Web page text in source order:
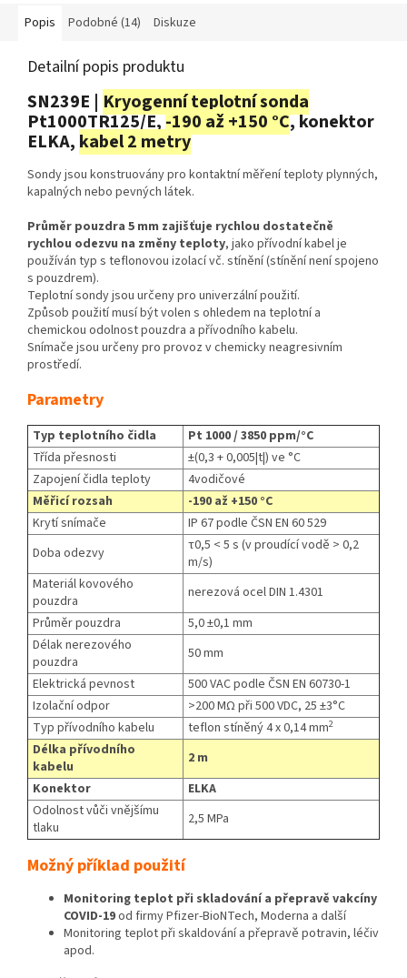
Popis Podobné (14) Diskuze
Detailní popis produktu
SN239E | Kryogenní teplotní sonda
Pt1000TR125/E,-190 až +150 °C, konektor
ELKA, kabel 2 metry
Sondy jsou konstruovány pro kontaktní měření teploty plynných,
kapalných nebo pevných látek.
Průměr pouzdra 5 mm zajišťuje rychlou dostatečně
rychlou odezvu na změny teploty, jako přívodní kabel je
používán typ s teflonovou izolací vč. stínění (stínění není spojeno
s pouzdrem).
Teplotní sondy jsou určeny pro univerzální použití.
Způsob použití musí být volen s ohledem na teplotní a
chemickou odolnost pouzdra a přívodního kabelu.
Snímače jsou určeny pro provoz v chemicky neagresivním
prostředí.
Parametry
Typ teplotního čidla
Pt 1000 / 3850 ppm/°C
Třída přesnosti
±(0,3 + 0,005|t|) ve °C
Zapojení čidla teploty
4vodičové
Měřicí rozsah
-190 až +150 °C
Krytí snímače
IP 67 podle ČSN EN 60 529
Doba odezvy
τ0,5 < 5 s (v proudící vodě > 0,2
m/s)
Materiál kovového
pouzdra
nerezová ocel DIN 1.4301
Průměr pouzdra
5,0 ±0,1 mm
Délak nerezového
pouzdra
50 mm
Elektrická pevnost
500 VAC podle ČSN EN 60730-1
Izolační odpor
>200 MΩ při 500 VDC, 25 ±3°C
Typ přívodního kabelu
teflon stíněný 4 x 0,14 mm2
Délka přívodního
kabelu
2 m
Konektor
ELKA
Odolnost vůči vnějšímu
tlaku
2,5 MPa
Možný příklad použití
Monitoring teplot při skladování a přepravě vakcíny
COVID-19od firmy Pfizer-BioNTech, Moderna a další
Monitoring teplot při skaldování a přepravě potravin, léčiv
apod.